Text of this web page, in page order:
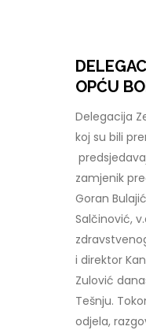
OPĆU
Delegacija
koj su bili
zamjenik
Goran
Salčinović,
i direktor
Zulović
Tešnju.
odjela,